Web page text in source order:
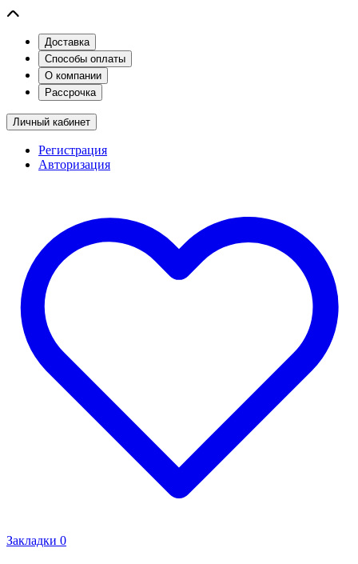
Доставка
Способы оплаты
О компании
Рассрочка
Личный кабинет
Регистрация
Авторизация
Закладки 0